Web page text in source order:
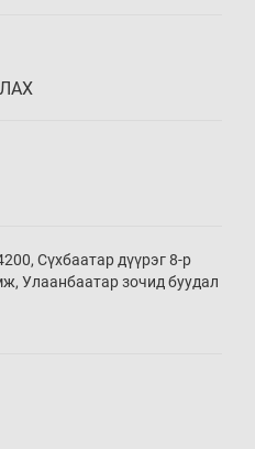
Сүхбаатар дүүрэг 8-р
Улаанбаатар зочид буудал